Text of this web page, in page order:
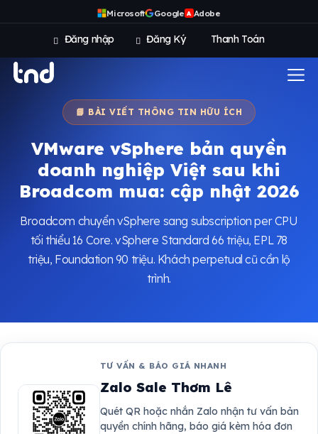
Microsoft Google A Adobe
Đăng nhập Đăng Ký Thanh Toán
📘 BÀI VIẾT THÔNG TIN HỮU ÍCH
VMware vSphere bản quyền
doanh nghiệp Việt sau khi
Broadcom mua: cập nhật 2026
Broadcom chuyển vSphere sang subscription per CPU
tối thiểu 16 Core. vSphere Standard 66 triệu, EPL 78
triệu, Foundation 90 triệu. Khách perpetual cũ cần lộ
trình.
TƯ VẤN & BÁO GIÁ NHANH
Zalo Sale Thơm Lê
Quét QR hoặc nhắn Zalo nhận tư vấn bản
quyền chính hãng, báo giá kèm hóa đơn